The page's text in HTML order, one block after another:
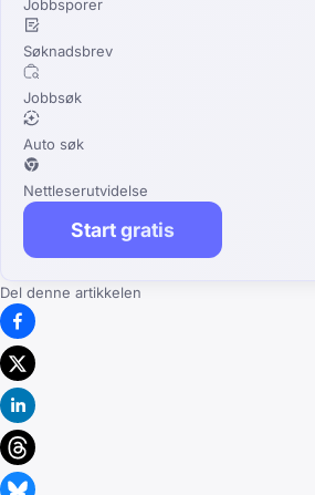
Jobbsporer
Søknadsbrev
Jobbsøk
Auto søk
Nettleserutvidelse
Start gratis
Del denne artikkelen